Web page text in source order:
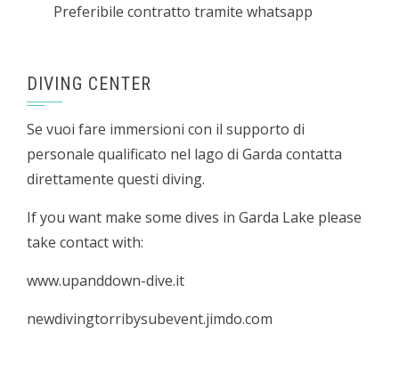
Preferibile contratto tramite whatsapp
DIVING CENTER
Se vuoi fare immersioni con il supporto di
personale qualificato nel lago di Garda contatta
direttamente questi diving.
If you want make some dives in Garda Lake please
take contact with:
www.upanddown-dive.it
newdivingtorribysubevent.jimdo.com